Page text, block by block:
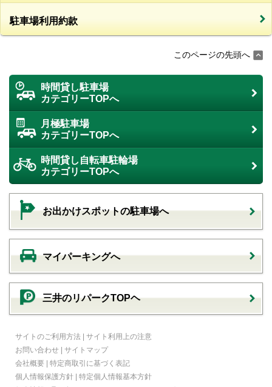
駐車場利用約款
このページの先頭へ
時間貸し駐車場
カテゴリーTOPへ
月極駐車場
カテゴリーTOPへ
時間貸し自転車駐輪場
カテゴリーTOPへ
お出かけスポットの駐車場へ
マイパーキングへ
三井のリパークTOPヘ
サイトのご利用方法 | サイト利用上の注意
お問い合わせ | サイトマップ
会社概要 | 特定商取引に基づく表記
個人情報保護方針 | 特定個人情報基本方針